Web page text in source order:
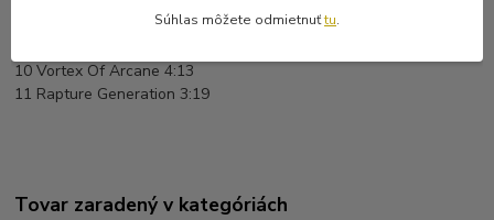
8 Enigma Neo Blessed 4:43
10 Vortex Of Arcane 4:13
11 Rapture Generation 3:19
Tovar zaradený v kategóriách
Súhlas môžete odmietnuťtu.